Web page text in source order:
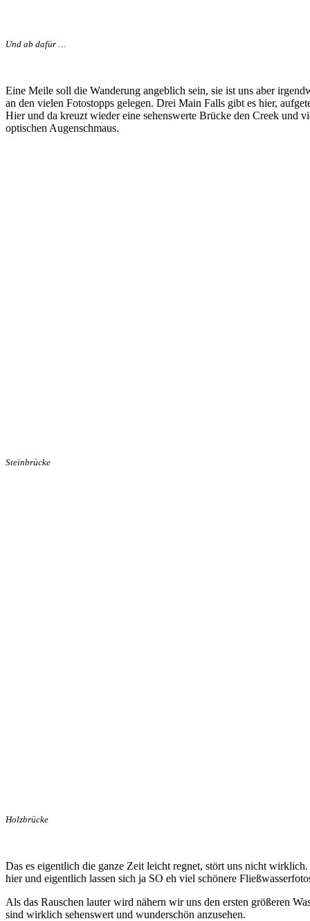
Und ab dafür …
Eine Meile soll die Wanderung angeblich sein, sie ist uns aber
an den vielen Fotostopps gelegen. Drei Main Falls gibt es hier,
Hier und da kreuzt wieder eine sehenswerte Brücke den Creek und
optischen Augenschmaus.
Steinbrücke
Holzbrücke
Das es eigentlich die ganze Zeit leicht regnet, stört uns nicht
hier und eigentlich lassen sich ja SO eh viel schönere
Als das Rauschen lauter wird nähern wir uns den ersten größeren
sind wirklich sehenswert und wunderschön anzusehen.